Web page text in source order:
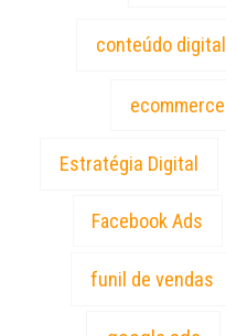
conteúdo digital
ecommerce
Estratégia Digital
Facebook Ads
funil de vendas